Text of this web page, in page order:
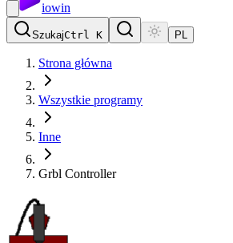
iowin
SzukajCtrl K PL
Strona główna
Wszystkie programy
Inne
Grbl Controller